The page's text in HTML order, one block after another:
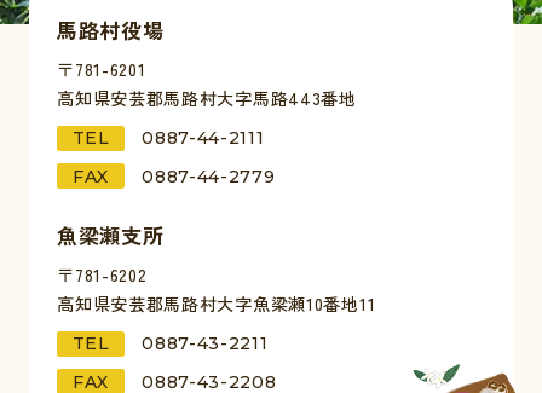
馬路村役場
〒781-6201
高知県安芸郡馬路村大字馬路443番地
TEL
0887-44-2111
FAX
0887-44-2779
魚梁瀬支所
〒781-6202
高知県安芸郡馬路村大字魚梁瀬10番地11
TEL
0887-43-2211
FAX
0887-43-2208